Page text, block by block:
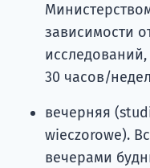
зависимости
30 часов/
вечерняя
wieczorowe).
вечерами